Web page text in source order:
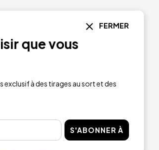
Voir tout FERMER
que vous
à des tirages au sort et des
S'ABONNER À